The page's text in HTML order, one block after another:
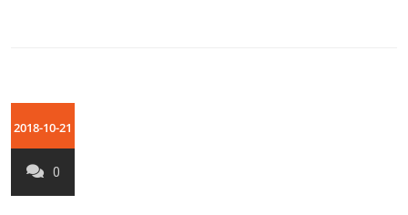
2018-10-21
0